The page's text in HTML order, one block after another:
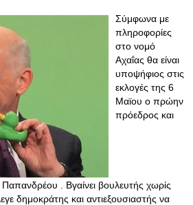
Σύμφωνα με
πληροφορίες
στο νομό
Αχαΐας θα είναι
υποψήφιος στις
εκλογές της 6
Μαϊου ο πρώην
πρόεδρος και
. Βγαίνει βουλευτής χωρίς
δημοκράτης και αντιεξουσιαστής να